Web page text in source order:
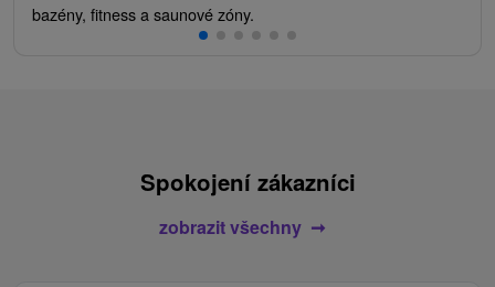
bazény, fitness a saunové zóny.
Spokojení zákazníci
zobrazit všechny